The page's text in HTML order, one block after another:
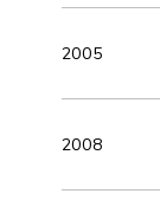
2005
2008